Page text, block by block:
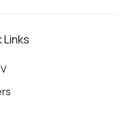
Links